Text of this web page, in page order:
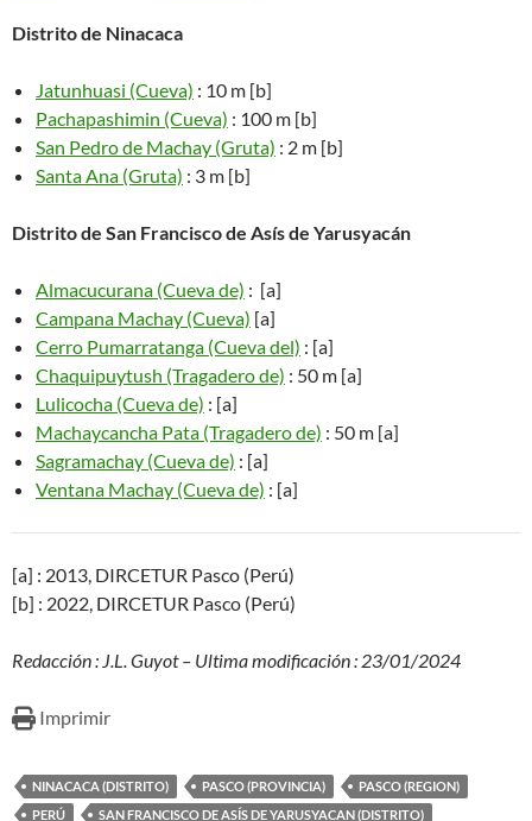
Distrito de Ninacaca
Jatunhuasi (Cueva) : 10 m [b]
Pachapashimin (Cueva) : 100 m [b]
San Pedro de Machay (Gruta) : 2 m [b]
Santa Ana (Gruta) : 3 m [b]
Distrito de San Francisco de Asís de Yarusyacán
Almacucurana (Cueva de) : [a]
Campana Machay (Cueva) [a]
Cerro Pumarratanga (Cueva del) : [a]
Chaquipuytush (Tragadero de) : 50 m [a]
Lulicocha (Cueva de) : [a]
Machaycancha Pata (Tragadero de) : 50 m [a]
Sagramachay (Cueva de) : [a]
Ventana Machay (Cueva de) : [a]
[a] : 2013, DIRCETUR Pasco (Perú)
[b] : 2022, DIRCETUR Pasco (Perú)
Redacción : J.L. Guyot – Ultima modificación : 23/01/2024
Imprimir
NINACACA (DISTRITO) PASCO (PROVINCIA)
PASCO (REGION)
PERÚ
SAN FRANCISCO DE ASÍS DE YARUSYACAN (DISTRITO)